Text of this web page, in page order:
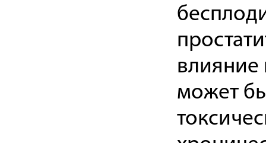
влияние
может